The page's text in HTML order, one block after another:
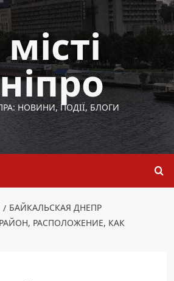
НОВИНИ, ПОДІЇ, БЛОГИ
БАЙКАЛЬСКАЯ ДНЕПР
РАСПОЛОЖЕНИЕ, КАК